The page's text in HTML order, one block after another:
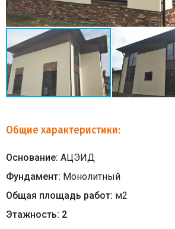
Общие характеристики:
Основание: АЦЭИД
Фундамент: Монолитный
Общая площадь работ: м2
Этажность: 2